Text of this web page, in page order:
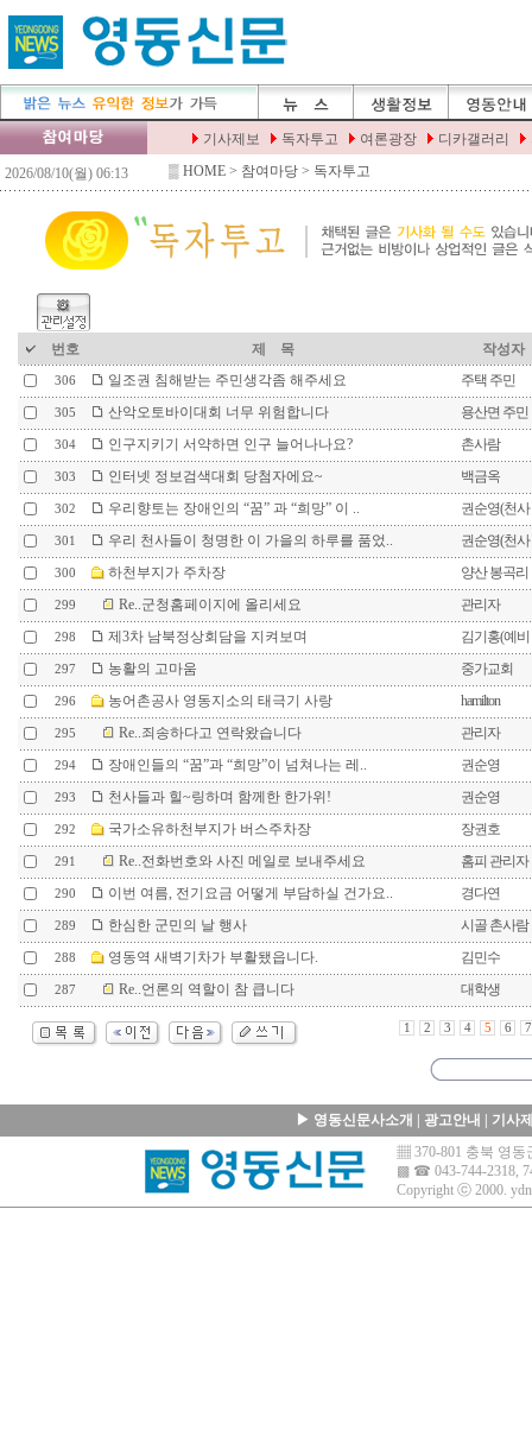
▒ HOME > 참여마당 > 독자투고
번호 제 목 작성자
306 일조권 침해받는 주민생각좀 해주세요 주택 주민
305 산악오토바이대회 너무 위험합니다 용산면 주민
304 인구지키기 서약하면 인구 늘어나나요? 촌사람
303 인터넷 정보검색대회 당첨자에요~ 백금옥
302 우리향토는 장애인의 “꿈” 과 “희망” 이 .. 권순영(천사
301 우리 천사들이 청명한 이 가을의 하루를 품었.. 권순영(천사
300 하천부지가 주차장 양산 봉곡리
299 Re..군청홈페이지에 올리세요 관리자
298 제3차 남북정상회담을 지켜보며 김기홍(예비
297 농활의 고마움 중가교회
296 농어촌공사 영동지소의 태극기 사랑 hamilton
295 Re..죄송하다고 연락왔습니다 관리자
294 장애인들의 “꿈”과 “희망”이 넘쳐나는 레.. 권순영
293 천사들과 힐~링하며 함께한 한가위! 권순영
292 국가소유하천부지가 버스주차장 장권호
291 Re..전화번호와 사진 메일로 보내주세요 홈피 관리자
290 이번 여름, 전기요금 어떻게 부담하실 건가요.. 경다연
289 한심한 군민의 날 행사 시골 촌사람
288 영동역 새벽기차가 부활됐읍니다. 김민수
287 Re..언론의 역할이 참 큽니다 대학생
1 2 3 4 5 6 7
▶ 영동신문사소개 광고안내
기사
▦ 370-801 충북 영
▩ ☎ 043-744-2318,
Copyright ⓒ 2000.